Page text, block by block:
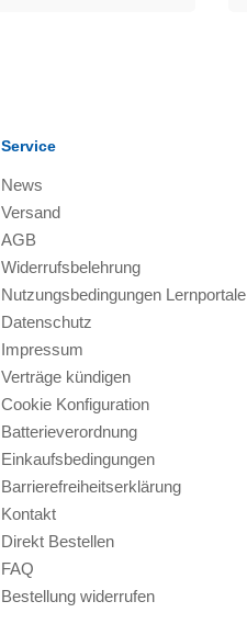
Service
News
Versand
AGB
Widerrufsbelehrung
Nutzungsbedingungen Lernportale
Datenschutz
Impressum
Verträge kündigen
Cookie Konfiguration
Batterieverordnung
Einkaufsbedingungen
Barrierefreiheitserklärung
Kontakt
Direkt Bestellen
FAQ
Bestellung widerrufen